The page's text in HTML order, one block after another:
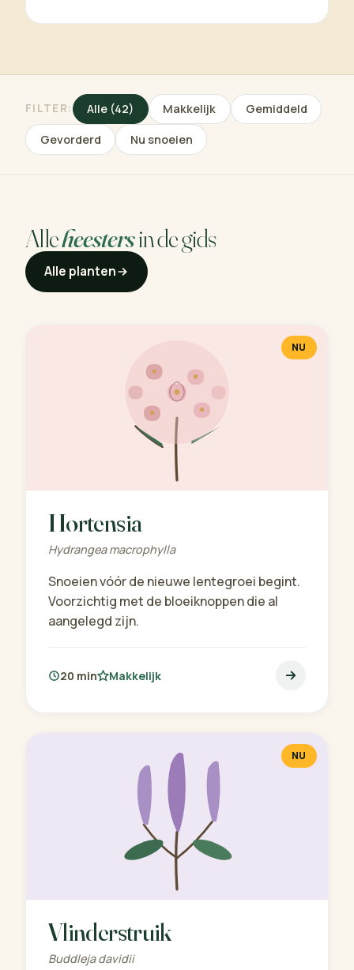
FILTER: Alle (42) Makkelijk Gemiddeld
Gevorderd Nu snoeien
Alleheestersin de gids
Alle planten
NU
Hortensia
Hydrangea macrophylla
Snoeien vóór de nieuwe lentegroei begint.
Voorzichtig met de bloeiknoppen die al
aangelegd zijn.
20 min Makkelijk
NU
Vlinderstruik
Buddleja davidii